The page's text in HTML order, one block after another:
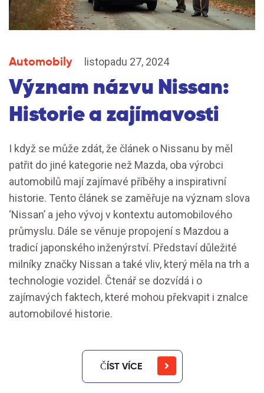
Automobily listopadu 27, 2024
Význam názvu Nissan:
Historie a zajímavosti
I když se může zdát, že článek o Nissanu by měl
patřit do jiné kategorie než Mazda, oba výrobci
automobilů mají zajímavé příběhy a inspirativní
historie. Tento článek se zaměřuje na význam slova
‘Nissan’ a jeho vývoj v kontextu automobilového
průmyslu. Dále se věnuje propojení s Mazdou a
tradicí japonského inženýrství. Představí důležité
milníky značky Nissan a také vliv, který měla na trh a
technologie vozidel. Čtenář se dozvídá i o
zajímavých faktech, které mohou překvapit i znalce
automobilové historie.
ČÍST VÍCE